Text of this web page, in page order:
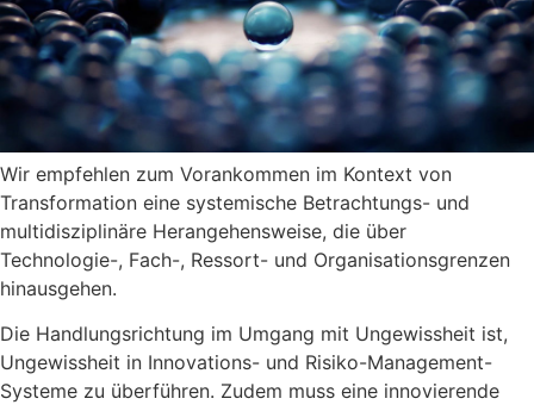
Wir empfehlen zum Vorankommen im Kontext von
Transformation eine systemische Betrachtungs- und
multidisziplinäre Herangehensweise, die über
Technologie-, Fach-, Ressort- und Organisationsgrenzen
hinausgehen.
Die Handlungsrichtung im Umgang mit Ungewissheit ist,
Ungewissheit in Innovations- und Risiko-Management-
Systeme zu überführen. Zudem muss eine innovierende